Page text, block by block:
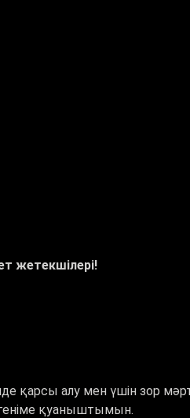
жетекшілері!
қарсы алу мен үшін зор
қуаныштымын.